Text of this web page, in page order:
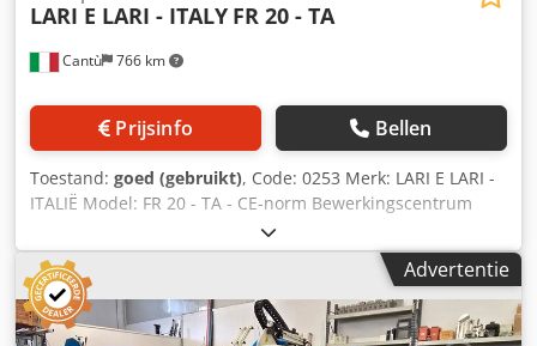
Cantù 766 km
LARI E LARI - ITALY FR 20 - TA
Prijsinfo Bellen
Toestand: goed (gebruikt), Code: 0253 Merk: LARI E LARI -
ITALIË Model: FR 20 - TA - CE-norm Bewerkingscentrum
voor frezen en boren op hout, kunststof en
composietmaterialen, houten deuren en raamkozijnen -
CE-norm Technische gegevens: X-as werkbereik: 3250 mm
Dkedpfxox A Hdxo Ackjr Y-as werkbereik met 90° frees: 130
mm Z-as werkbereik met 0° frees: 290 mm Z-as werkbereik
Advertentie